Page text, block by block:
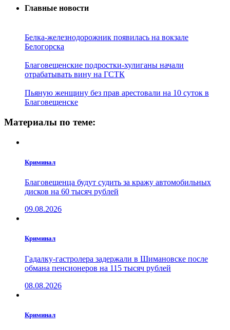
Главные новости
Белка-железнодорожник появилась на вокзале
Белогорска
Благовещенские подростки-хулиганы начали
отрабатывать вину на ГСТК
Пьяную женщину без прав арестовали на 10 суток в
Благовещенске
Материалы по теме:
Криминал
Благовещенца будут судить за кражу автомобильных
дисков на 60 тысяч рублей
09.08.2026
Криминал
Гадалку-гастролера задержали в Шимановске после
обмана пенсионеров на 115 тысяч рублей
08.08.2026
Криминал